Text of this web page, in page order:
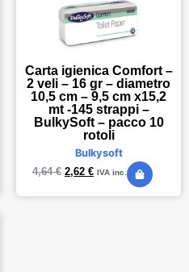
Carta igienica Comfort –
2 veli – 16 gr – diametro
10,5 cm – 9,5 cm x15,2
mt -145 strappi –
BulkySoft – pacco 10
rotoli
Bulkysoft
4,64€ 2,62 € IVA inc.